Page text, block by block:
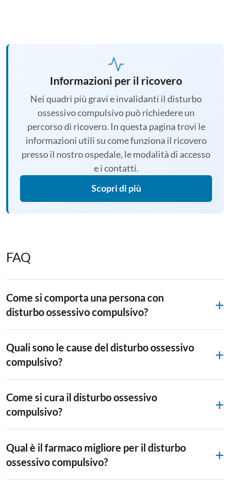
Informazioni per il ricovero
Nei quadri più gravi e invalidanti il disturbo
ossessivo compulsivo può richiedere un
percorso di ricovero. In questa pagina trovi le
informazioni utili su come funziona il ricovero
presso il nostro ospedale, le modalità di accesso
e i contatti.
Scopri di più
FAQ
Come si comporta una persona con
disturbo ossessivo compulsivo?
Quali sono le cause del disturbo ossessivo
compulsivo?
Come si cura il disturbo ossessivo
compulsivo?
Qual è il farmaco migliore per il disturbo
ossessivo compulsivo?